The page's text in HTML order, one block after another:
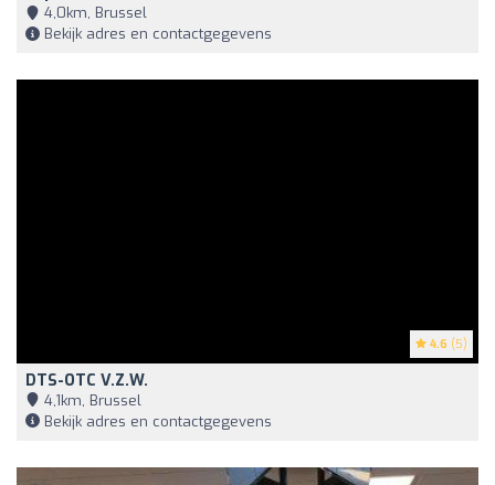
4,0km, Brussel
Bekijk adres en contactgegevens
4.6 (5)
DTS-OTC V.z.w.
4,1km, Brussel
Bekijk adres en contactgegevens